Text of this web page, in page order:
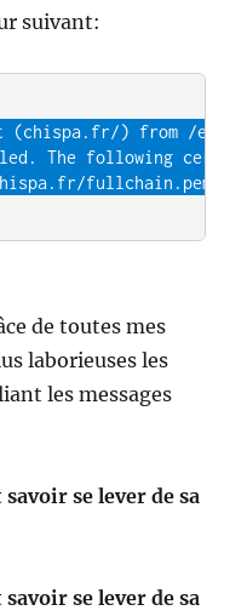
suivant:
(chispa.fr/) from /etc/
The following certs
fullchain.pem
de toutes mes
laborieuses les
les messages
se lever de sa
se lever de sa